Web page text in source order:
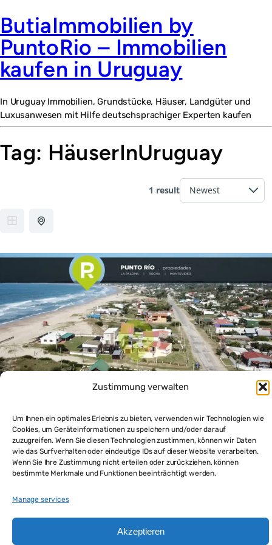
Zustimmung verwalten
Um Ihnen ein optimales Erlebnis zu bieten, verwenden wir Technologien wie
Cookies, um Geräteinformationen zu speichern und/oder darauf
zuzugreifen. Wenn Sie diesen Technologien zustimmen, können wir Daten
wie das Surfverhalten oder eindeutige IDs auf dieser Website verarbeiten.
Wenn Sie Ihre Zustimmung nicht erteilen oder zurückziehen, können
bestimmte Merkmale und Funktionen beeinträchtigt werden.
Manage services
Akzeptieren
ButiaImmobilien by
PuntoRio – Immobilien
kaufen in Uruguay
In Uruguay Immobilien, Grundstücke, Häuser, Landgüter und
Luxusanwesen mit Hilfe deutschsprachiger Experten kaufen
Tag: HäuserInUruguay
1 result
La Paloma Blockhaus mit Meerblick – Rustikale Eleganz
am Atlantik
$130,000